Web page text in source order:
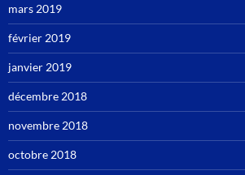
mars 2019
février 2019
janvier 2019
décembre 2018
novembre 2018
octobre 2018